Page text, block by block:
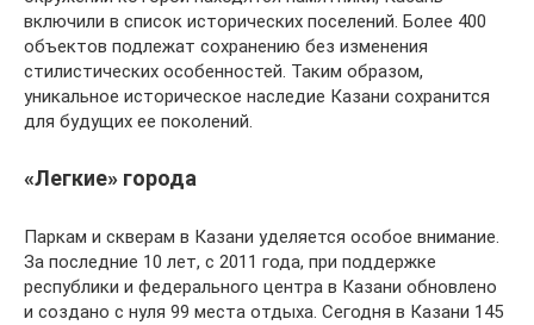
включили в список исторических поселений. Более 400
объектов подлежат сохранению без изменения
стилистических особенностей. Таким образом,
уникальное историческое наследие Казани сохранится
для будущих ее поколений.
«Легкие» города
Паркам и скверам в Казани уделяется особое внимание.
За последние 10 лет, с 2011 года, при поддержке
республики и федерального центра в Казани обновлено
и создано с нуля 99 места отдыха. Сегодня в Казани 145